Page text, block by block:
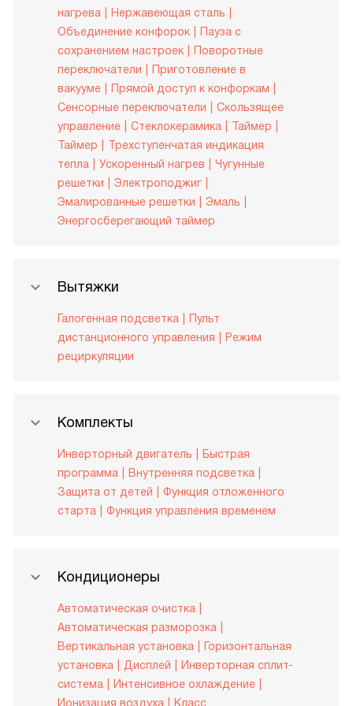
нагрева
Нержавеющая сталь
Объединение конфорок
Пауза с
сохранением настроек
Поворотные
переключатели
Приготовление в
вакууме
Прямой доступ к конфоркам
Сенсорные переключатели
Скользящее
управление
Стеклокерамика
Таймер
Таймер
Трехступенчатая индикация
тепла
Ускоренный нагрев
Чугунные
решетки
Электроподжиг
Эмалированные решетки
Эмаль
Энергосберегающий таймер
Вытяжки
Галогенная подсветка
Пульт
дистанционного управления
Режим
рециркуляции
Комплекты
Инверторный двигатель
Быстрая
программа
Внутренняя подсветка
Защита от детей
Функция отложенного
старта
Функция управления временем
Кондиционеры
Автоматическая очистка
Автоматическая разморозка
Вертикальная установка
Горизонтальная
установка
Дисплей
Инверторная сплит-
система
Интенсивное охлаждение
Ионизация воздуха
Класс